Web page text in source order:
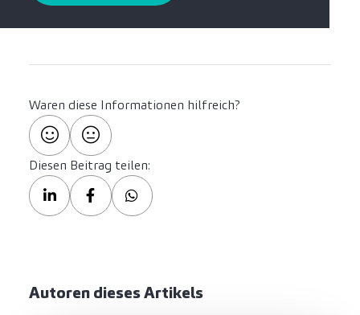
Waren diese Informationen hilfreich?
Diesen Beitrag teilen:
Autoren dieses Artikels